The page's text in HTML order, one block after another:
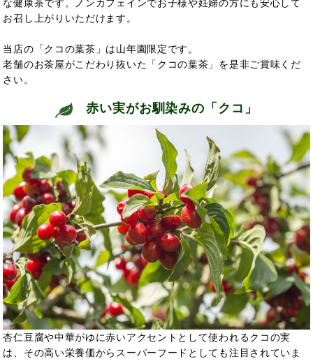
な健康茶です。ノンカフェインでお子様や妊婦の方にも安心して
お召し上がりいただけます。
当店の「クコの葉茶」は山年園限定です。
老舗のお茶屋がこだわり抜いた「クコの葉茶」を是非ご賞味くだ
さい。
赤い実がお馴染みの「クコ」
杏仁豆腐や中華がゆに赤いアクセントとして使われるクコの実
は、その高い栄養価からスーパーフードとしても注目されていま